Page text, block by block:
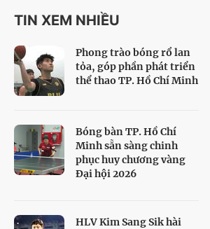
TIN XEM NHIỀU
Phong trào bóng rổ lan
tỏa, góp phần phát triển
thể thao TP. Hồ Chí Minh
Bóng bàn TP. Hồ Chí
Minh sẵn sàng chinh
phục huy chương vàng
Đại hội 2026
HLV Kim Sang Sik hài